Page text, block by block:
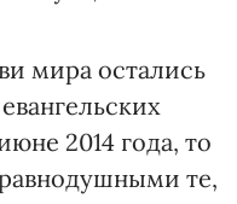
мира остались
2014 года, то
те,